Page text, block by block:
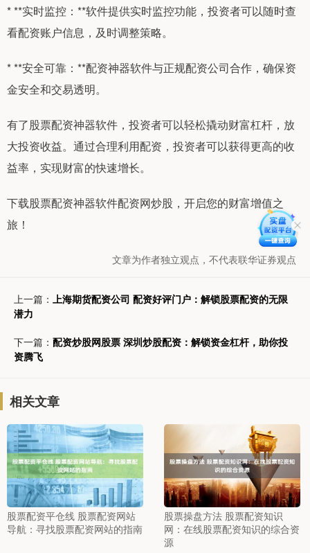
* **实时监控：**软件提供实时监控功能，投资者可以随时查
看配资账户信息，及时调整策略。
* **安全可靠：**配资神器软件与正规配资公司合作，确保资
金安全和交易透明。
有了股票配资神器软件，投资者可以轻松撬动财富杠杆，放
大投资收益。通过合理利用配资，投资者可以获得更高的收
益率，实现财富的快速增长。
下载股票配资神器软件配资网炒股，开启您的财富增值之
旅！
文章为作者独立观点，不代表联华证券观点
上一篇： 上海期货配资公司 配资好评门户：解锁股票配资的无限
潜力
下一篇： 配资炒股网股票 深圳炒股配资：解锁资金杠杆，助你投
资腾飞
相关文章
股票配资平仓线 股票配资网站
导航：寻找股票配资网站的指南
股票操盘方法 股票配资知识
网：在线股票配资知识的综合资
源